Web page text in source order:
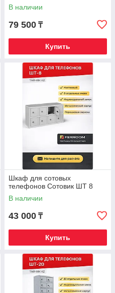
В наличии
79 500 ₸
Купить
Шкаф для сотовых
телефонов Сотовик ШТ 8
В наличии
43 000 ₸
Купить